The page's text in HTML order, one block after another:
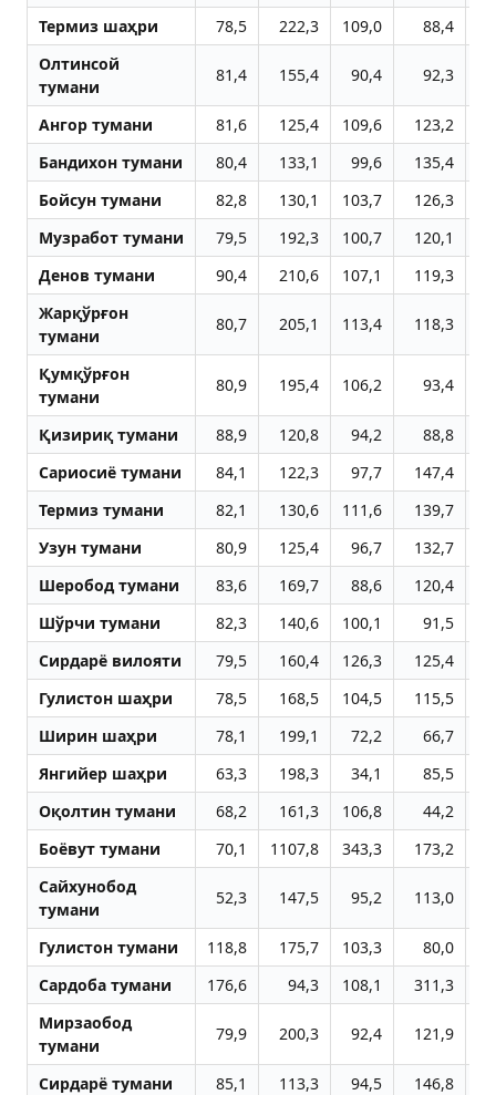
Термиз шаҳри 78,5 222,3 109,0 88,4
Олтинсой
тумани
81,4 155,4 90,4 92,3
Aнгор тумани 81,6 125,4 109,6 123,2
Бандихон тумани
80,4 133,1 99,6 135,4
Бойсун тумани
82,8 130,1 103,7 126,3
Музработ тумани
79,5 192,3 100,7 120,1
Денов тумани
90,4 210,6 107,1 119,3
Жарқўрғон
тумани
80,7 205,1 113,4 118,3
Қумқўрғон
тумани
80,9 195,4 106,2 93,4
Қизириқ тумани 88,9 120,8 94,2 88,8
Сариосиё тумани
84,1 122,3 97,7 147,4
Термиз тумани
82,1 130,6 111,6 139,7
Узун тумани
80,9 125,4 96,7 132,7
Шеробод тумани
83,6 169,7 88,6 120,4
Шўрчи тумани
82,3 140,6 100,1 91,5
Сирдарё вилояти
79,5 160,4 126,3 125,4
Гулистон шаҳри
78,5 168,5 104,5 115,5
Ширин шаҳри
78,1 199,1 72,2 66,7
Янгийер шаҳри
63,3 198,3 34,1 85,5
Оқолтин тумани
68,2 161,3 106,8 44,2
Боёвут тумани
70,1 1107,8 343,3 173,2
Сайхунобод
тумани
52,3 147,5 95,2 113,0
Гулистон тумани 118,8 175,7 103,3 80,0
Сардоба тумани
176,6 94,3 108,1 311,3
Мирзаобод
тумани
79,9 200,3 92,4 121,9
Сирдарё тумани 85,1 113,3 94,5 146,8